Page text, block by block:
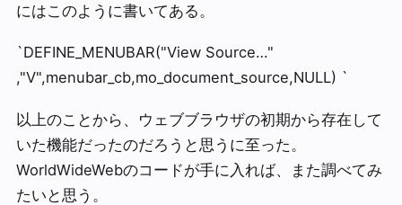
にはこのように書いてある。
`DEFINE_MENUBAR("View Source…"
,"V",menubar_cb,mo_document_source,NULL) `
以上のことから、ウェブブラウザの初期から存在して
いた機能だったのだろうと思うに至った。
WorldWideWebのコードが手に入れば、また調べてみ
たいと思う。